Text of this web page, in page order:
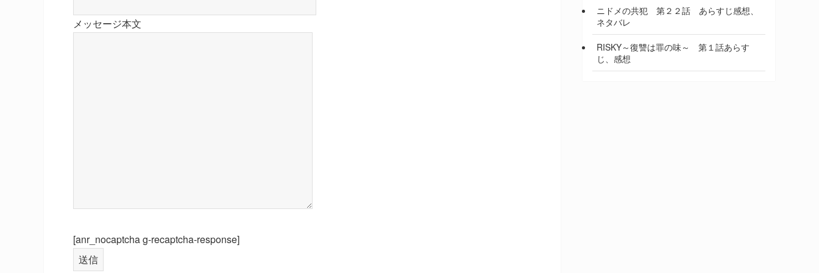
メッセージ本文
[anr_nocaptcha g-recaptcha-response]
ニドメの共犯 第２２話 あらすじ感想、
ネタバレ
RISKY～復讐は罪の味～ 第１話あらす
じ、感想